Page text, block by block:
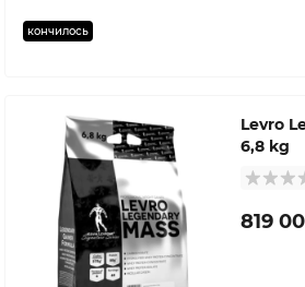
кончилось
Levro
6,8 kg
819